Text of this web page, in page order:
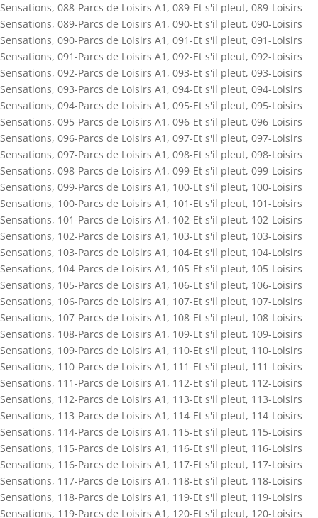
Sensations, 088-Parcs de Loisirs A1 , 089-Et s'il pleut, 089-Loisirs
Sensations, 089-Parcs de Loisirs A1 , 090-Et s'il pleut, 090-Loisirs
Sensations, 090-Parcs de Loisirs A1 , 091-Et s'il pleut, 091-Loisirs
Sensations, 091-Parcs de Loisirs A1 , 092-Et s'il pleut, 092-Loisirs
Sensations, 092-Parcs de Loisirs A1 , 093-Et s'il pleut, 093-Loisirs
Sensations, 093-Parcs de Loisirs A1 , 094-Et s'il pleut, 094-Loisirs
Sensations, 094-Parcs de Loisirs A1 , 095-Et s'il pleut, 095-Loisirs
Sensations, 095-Parcs de Loisirs A1 , 096-Et s'il pleut, 096-Loisirs
Sensations, 096-Parcs de Loisirs A1 , 097-Et s'il pleut, 097-Loisirs
Sensations, 097-Parcs de Loisirs A1 , 098-Et s'il pleut, 098-Loisirs
Sensations, 098-Parcs de Loisirs A1 , 099-Et s'il pleut, 099-Loisirs
Sensations, 099-Parcs de Loisirs A1 , 100-Et s'il pleut, 100-Loisirs
Sensations, 100-Parcs de Loisirs A1 , 101-Et s'il pleut, 101-Loisirs
Sensations, 101-Parcs de Loisirs A1 , 102-Et s'il pleut, 102-Loisirs
Sensations, 102-Parcs de Loisirs A1 , 103-Et s'il pleut, 103-Loisirs
Sensations, 103-Parcs de Loisirs A1 , 104-Et s'il pleut, 104-Loisirs
Sensations, 104-Parcs de Loisirs A1 , 105-Et s'il pleut, 105-Loisirs
Sensations, 105-Parcs de Loisirs A1 , 106-Et s'il pleut, 106-Loisirs
Sensations, 106-Parcs de Loisirs A1 , 107-Et s'il pleut, 107-Loisirs
Sensations, 107-Parcs de Loisirs A1 , 108-Et s'il pleut, 108-Loisirs
Sensations, 108-Parcs de Loisirs A1 , 109-Et s'il pleut, 109-Loisirs
Sensations, 109-Parcs de Loisirs A1 , 110-Et s'il pleut, 110-Loisirs
Sensations, 110-Parcs de Loisirs A1 , 111-Et s'il pleut, 111-Loisirs
Sensations, 111-Parcs de Loisirs A1 , 112-Et s'il pleut, 112-Loisirs
Sensations, 112-Parcs de Loisirs A1 , 113-Et s'il pleut, 113-Loisirs
Sensations, 113-Parcs de Loisirs A1 , 114-Et s'il pleut, 114-Loisirs
Sensations, 114-Parcs de Loisirs A1 , 115-Et s'il pleut, 115-Loisirs
Sensations, 115-Parcs de Loisirs A1 , 116-Et s'il pleut, 116-Loisirs
Sensations, 116-Parcs de Loisirs A1 , 117-Et s'il pleut, 117-Loisirs
Sensations, 117-Parcs de Loisirs A1 , 118-Et s'il pleut, 118-Loisirs
Sensations, 118-Parcs de Loisirs A1 , 119-Et s'il pleut, 119-Loisirs
Sensations, 119-Parcs de Loisirs A1 , 120-Et s'il pleut, 120-Loisirs